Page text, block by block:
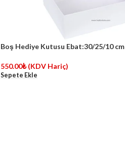
Boş Hediye Kutusu Ebat:30/25/10 cm
550.00₺ (KDV Hariç)
Sepete Ekle